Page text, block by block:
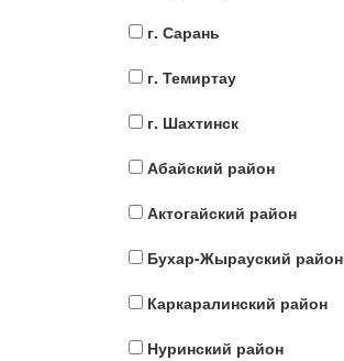
г. Сарань
г. Темиртау
г. Шахтинск
Абайский район
Актогайский район
Бухар-Жырауский район
Каркаралинский район
Нуринский район